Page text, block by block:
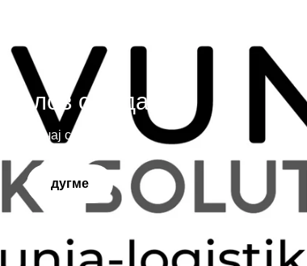
слајда
Испричај своју причу
дугме